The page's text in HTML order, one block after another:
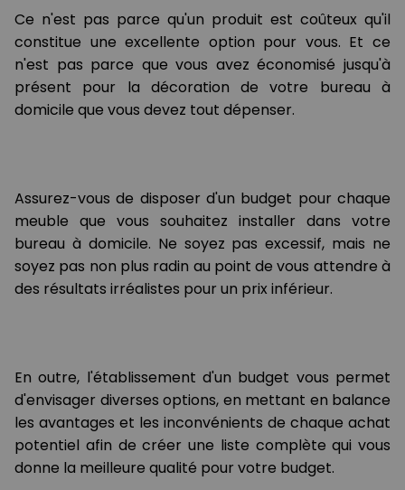
Ce n'est pas parce qu'un produit est coûteux qu'il
constitue une excellente option pour vous. Et ce
n'est pas parce que vous avez économisé jusqu'à
présent pour la décoration de votre bureau à
domicile que vous devez tout dépenser.
Assurez-vous de disposer d'un budget pour chaque
meuble que vous souhaitez installer dans votre
bureau à domicile. Ne soyez pas excessif, mais ne
soyez pas non plus radin au point de vous attendre à
des résultats irréalistes pour un prix inférieur.
En outre, l'établissement d'un budget vous permet
d'envisager diverses options, en mettant en balance
les avantages et les inconvénients de chaque achat
potentiel afin de créer une liste complète qui vous
donne la meilleure qualité pour votre budget.